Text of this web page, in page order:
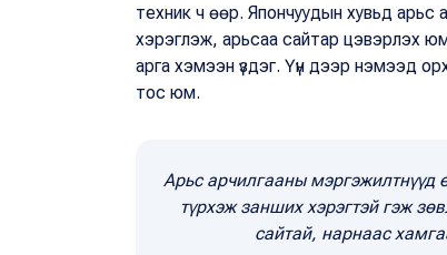
техник ч өөр. Япончуудын хувьд арьс
хэрэглэж, арьсаа сайтар цэвэрлэх юм.
арга хэмээн үздэг. Үүн дээр нэмээд
тос юм.
Арьс арчилгааны мэргэжилтнүүд
түрхэж занших хэрэгтэй гэж
сайтай, нарнаас